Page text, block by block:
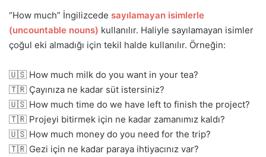
“How much” İngilizcede sayılamayan isimlerle
(uncountable nouns) kullanılır. Haliyle sayılamayan isimler
çoğul eki almadığı için tekil halde kullanılır. Örneğin:
🇺🇸 How much milk do you want in your tea?
🇹🇷 Çayınıza ne kadar süt istersiniz?
🇺🇸 How much time do we have left to finish the project?
🇹🇷 Projeyi bitirmek için ne kadar zamanımız kaldı?
🇺🇸 How much money do you need for the trip?
🇹🇷 Gezi için ne kadar paraya ihtiyacınız var?